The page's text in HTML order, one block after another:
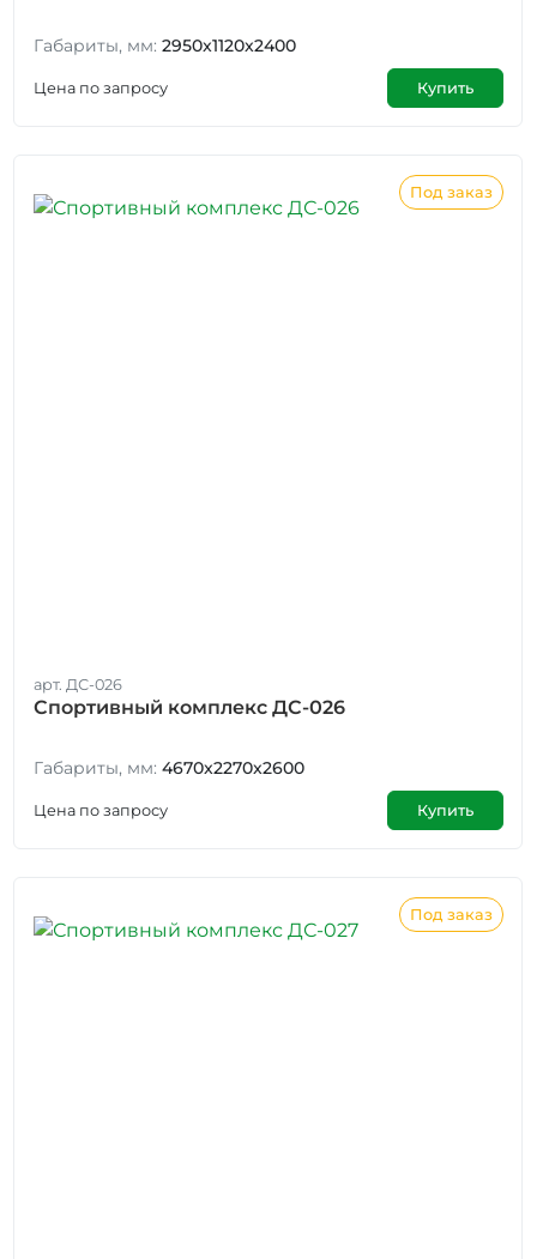
Габариты, мм: 2950x1120x2400
Цена по запросу Купить
Под заказ
арт. ДС-026
Спортивный комплекс ДС-026
Габариты, мм: 4670x2270x2600
Цена по запросу Купить
Под заказ